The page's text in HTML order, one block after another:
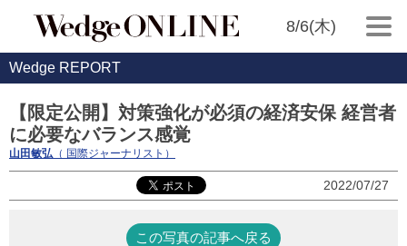
8/6(木)
Wedge REPORT
【限定公開】対策強化が必須の経済安保 経営者
に必要なバランス感覚
山田敏弘 （ 国際ジャーナリスト）
2022/07/27
この写真の記事へ戻る